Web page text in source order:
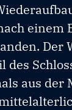
einem
Der
aus der